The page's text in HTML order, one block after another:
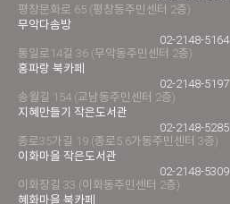
평창문화로 65 (평창동주민센터 2층)
무악다솜방
02-2148-5164
통일로14길 36 (무악동주민센터 2층)
홍파랑 북카페
02-2148-5197
송월길 154 (교남동주민센터 2층)
지혜만들기 작은도서관
02-2148-5285
종로35가길 19 (종로5.6가동주민센터 3층)
이화마을 작은도서관
02-2148-5309
이화장길 33 (이화동주민센터 2층)
혜화마을 북카페